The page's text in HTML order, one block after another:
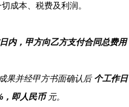
成本、税费及利润。
日内，甲方向乙方支付合同总费用
果并经甲方书面确认后个工作日
，即人民币元。